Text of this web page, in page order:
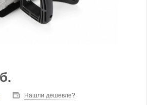
Нашли дешевле?